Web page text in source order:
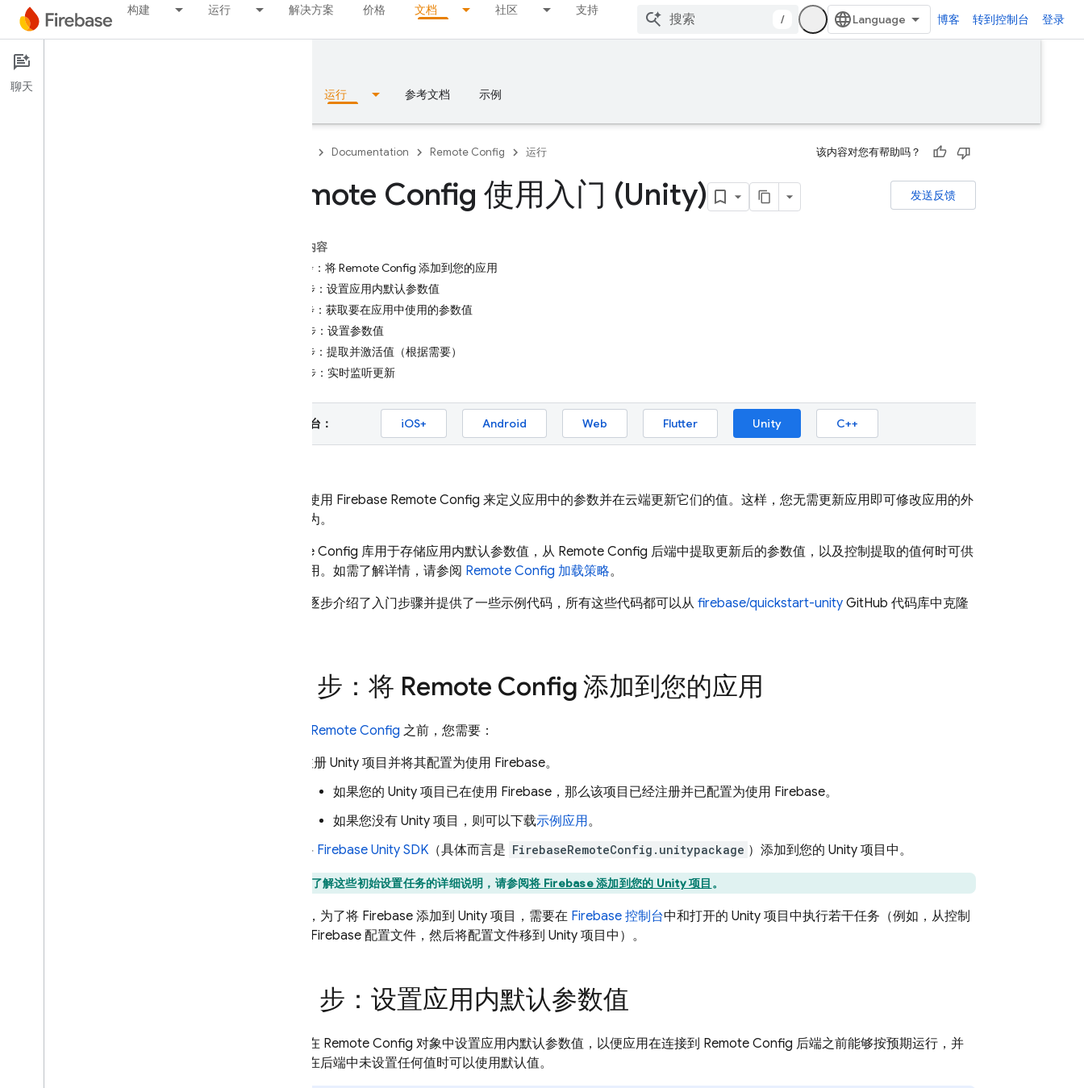
构建 运行 解决方案 价格 文档 社区 支持
/ 博客 转到控制台 登录
Documentation
概览 运行 参考文档 示例
Documentation Remote Config 运行 该内容对您有帮助吗？
发送反馈
Remote Config 使用入门 (Unity)
本页内容
第 1 步：将 Remote Config 添加到您的应用
第 2 步：设置应用内默认参数值
第 3 步：获取要在应用中使用的参数值
第 4 步：设置参数值
第 5 步：提取并激活值（根据需要）
第 6 步：实时监听更新
选择平台： iOS+ Android Web Flutter Unity C++
您可以使用 Firebase Remote Config 来定义应用中的参数并在云端更新它们的值。这样，您无需更新应用即可修改应用的外
观和行为。
Remote Config 库用于存储应用内默认参数值，从 Remote Config 后端中提取更新后的参数值，以及控制提取的值何时可供
应用使用。如需了解详情，请参阅 Remote Config 加载策略。
本指南逐步介绍了入门步骤并提供了一些示例代码，所有这些代码都可以从 firebase/quickstart-unity GitHub 代码库中克隆
第 1 步：将 Remote Config 添加到您的应用
Remote Config 之前，您需要：
注册 Unity 项目并将其配置为使用 Firebase。
如果您的 Unity 项目已在使用 Firebase，那么该项目已经注册并已配置为使用 Firebase。
如果您没有 Unity 项目，则可以下载示例应用。
将 Firebase Unity SDK （具体而言是 FirebaseRemoteConfig.unitypackage ）添加到您的 Unity 项目中。
如需了解这些初始设置任务的详细说明，请参阅将 Firebase 添加到您的 Unity 项目 。
请注意，为了将 Firebase 添加到 Unity 项目，需要在 Firebase 控制台中和打开的 Unity 项目中执行若干任务（例如，从控制
台下载 Firebase 配置文件，然后将配置文件移到 Unity 项目中）。
第 2 步：设置应用内默认参数值
您可以在 Remote Config 对象中设置应用内默认参数值，以便应用在连接到 Remote Config 后端之前能够按预期运行，并
且保证在后端中未设置任何值时可以使用默认值。
聊天